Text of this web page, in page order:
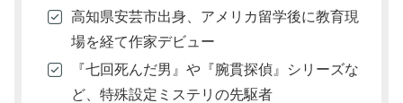
高知県安芸市出身、アメリカ留学後に教育現
場を経て作家デビュー
『七回死んだ男』や『腕貫探偵』シリーズな
ど、特殊設定ミステリの先駆者